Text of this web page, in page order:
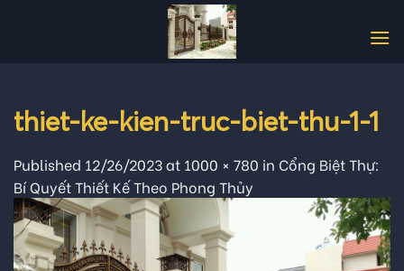
thiet-ke-kien-truc-biet-thu-1-1
Published 12/26/2023at 1000 × 780 in Cổng Biệt Thự:
Bí Quyết Thiết Kế Theo Phong Thủy